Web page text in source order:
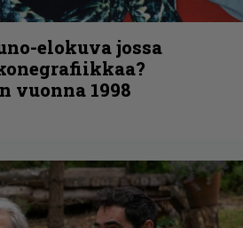
elokuva jossa
vuonna 1998